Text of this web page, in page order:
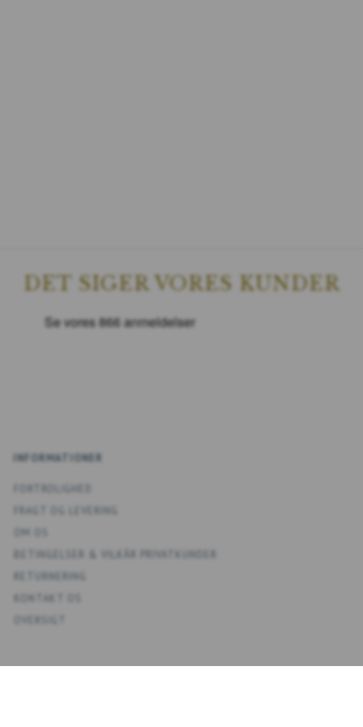
DET SIGER VORES KUNDER
INFORMATIONER
OM OS
KONTAKT OS